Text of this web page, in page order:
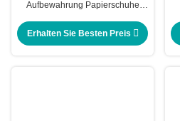
Aufbewahrung Papierschuhe
Erhalten Sie Besten Preis